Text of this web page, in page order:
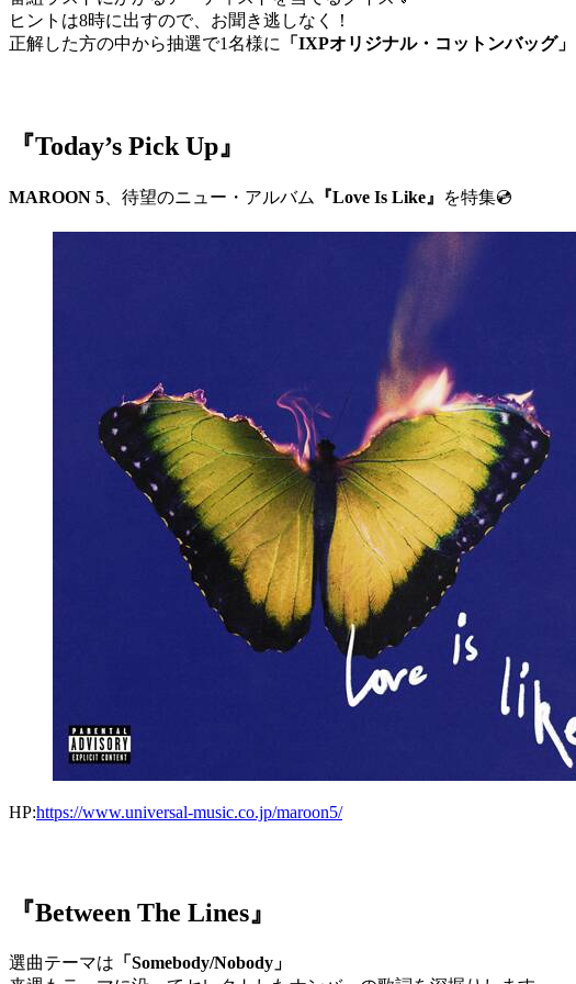
ヒントは8時に出すので、お聞き逃しなく！
正解した方の中から抽選で1名様に
「IXPオリジナル・コットンバッグ」
『Today’s Pick Up』
MAROON 5、待望のニュー・アルバム 『Love Is Like』 を特集💿
HP:https://www.universal-music.co.jp/maroon5/
『Between The Lines』
選曲テーマは 「Somebody/Nobody」